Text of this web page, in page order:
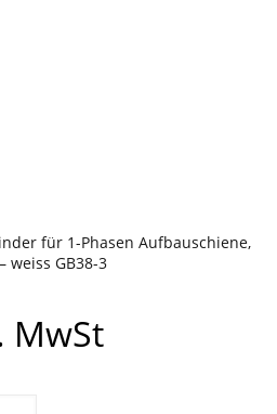
für 1-Phasen Aufbauschiene,
weiss GB38-3
MwSt